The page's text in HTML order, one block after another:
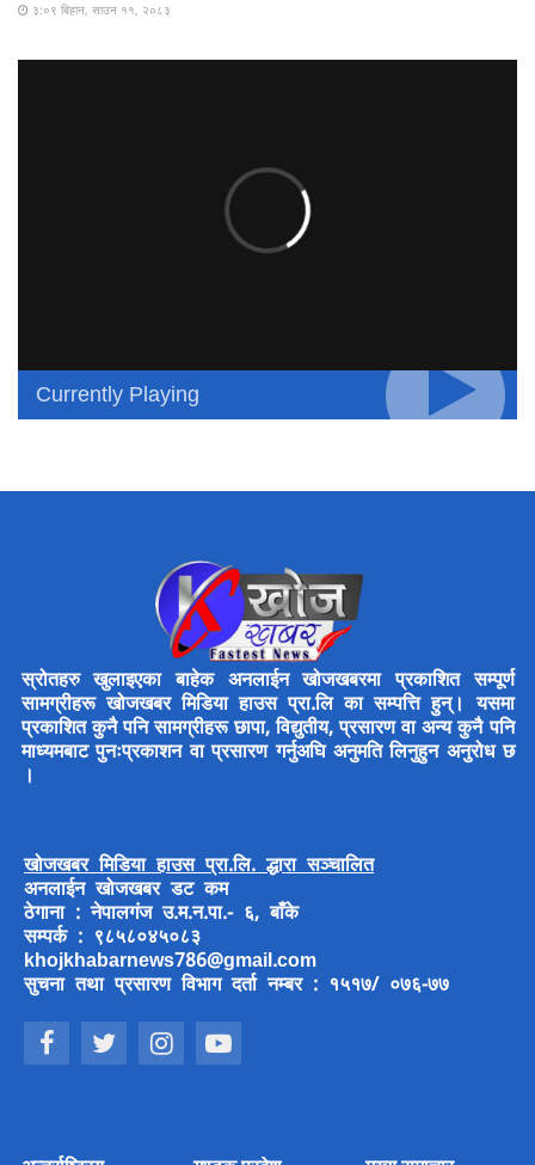
३:०९ बिहान, साउन ११, २०८३
Currently Playing
स्रोतहरु खुलाइएका बाहेक अनलाईन खोजखबरमा प्रकाशित सम्पूर्ण
सामग्रीहरू खोजखबर मिडिया हाउस प्रा.लि का सम्पत्ति हुन्। यसमा
प्रकाशित कुनै पनि सामग्रीहरू छापा, विद्युतीय, प्रसारण वा अन्य कुनै पनि
माध्यमबाट पुनःप्रकाशन वा प्रसारण गर्नुअघि अनुमति लिनुहुन अनुरोध छ
।
खोजखबर मिडिया हाउस प्रा.लि. द्धारा सञ्चालित
अनलाईन खोजखबर डट कम
ठेगाना : नेपालगंज उ.म.न.पा.- ६, बाँके
सम्पर्क : ९८५८०४५०८३
khojkhabarnews786@gmail.com
सुचना तथा प्रसारण विभाग दर्ता नम्बर : १५१७/ ०७६-७७